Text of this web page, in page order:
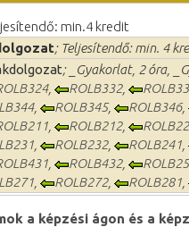
min.4 kredit
; Teljesítendő: min. 4
; _Gyakorlat, 2 óra,
, ROLB332,
, ROLB345, ROLB346,
ROLB212,
ROLB232, ROLB241
ROLB432,
ROLB272, ROLB281
a képzési ágon és a